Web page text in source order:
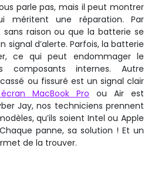
parle pas, mais il peut montrer
méritent une réparation. Par
sans raison ou que la batterie se
signal d’alerte. Parfois, la batterie
ce qui peut endommager le
composants internes. Autre
ou fissuré est un signal clair
MacBook Pro ou Air est
Jay, nos techniciens prennent
qu’ils soient Intel ou Apple
panne, sa solution ! Et un
de la trouver.